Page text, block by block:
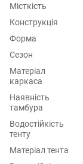
Місткість
Конструкція
Форма
Сезон
Матеріал
каркаса
Наявність
тамбура
Водостійкість
тенту
Матеріал тента